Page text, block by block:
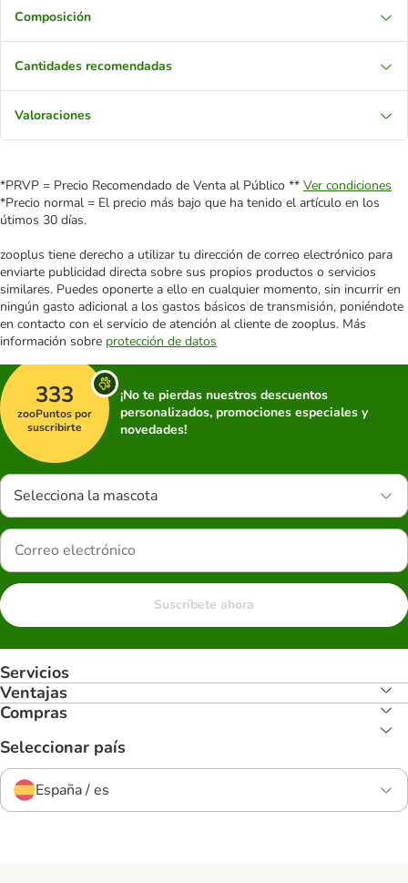
Composición
Cantidades recomendadas
Valoraciones
*PRVP = Precio Recomendado de Venta al Público ** Ver condiciones
*Precio normal = El precio más bajo que ha tenido el artículo en los
útimos 30 días.
zooplus tiene derecho a utilizar tu dirección de correo electrónico para
enviarte publicidad directa sobre sus propios productos o servicios
similares. Puedes oponerte a ello en cualquier momento, sin incurrir en
ningún gasto adicional a los gastos básicos de transmisión, poniéndote
en contacto con el servicio de atención al cliente de zooplus. Más
información sobre protección de datos
333
zooPuntos por
suscribirte
¡No te pierdas nuestros descuentos
personalizados, promociones especiales y
novedades!
Selecciona la mascota
Suscríbete ahora
Servicios
Ventajas
Compras
Seleccionar país
España / es